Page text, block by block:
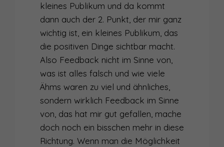
kleines Publikum und da kommt
dann auch der 2. Punkt, der mir ganz
wichtig ist, ein kleines Publikum, das
die positiven Dinge sichtbar macht.
Also Feedback nicht im Sinne von,
was ist alles falsch und wie viele
Ähms waren zu viel und ähnliches,
sondern wirklich Feedback im Sinne
von, das hat mir gut gefallen, mache
doch noch ein bisschen mehr in diese
Richtung. Wenn man die Möglichkeit